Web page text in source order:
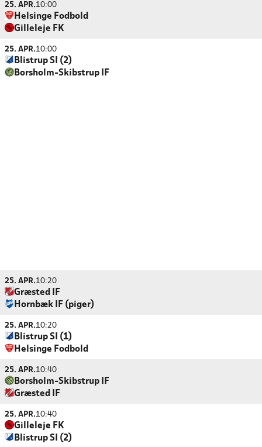
25. APR.10:00
Helsinge Fodbold
Gilleleje FK
25. APR.10:00
Blistrup SI (2)
Borsholm-Skibstrup IF
25. APR.10:20
Græsted IF
Hornbæk IF (piger)
25. APR.10:20
Blistrup SI (1)
Helsinge Fodbold
25. APR.10:40
Borsholm-Skibstrup IF
Græsted IF
25. APR.10:40
Gilleleje FK
Blistrup SI (2)